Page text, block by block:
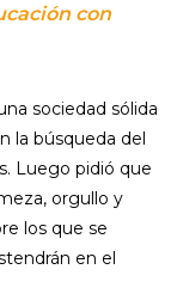
con
sociedad sólida
la búsqueda del
Luego pidió que
orgullo y
los que se
en el